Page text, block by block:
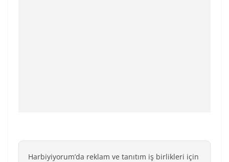
Harbiyiyorum’da reklam ve tanıtım iş birlikleri için